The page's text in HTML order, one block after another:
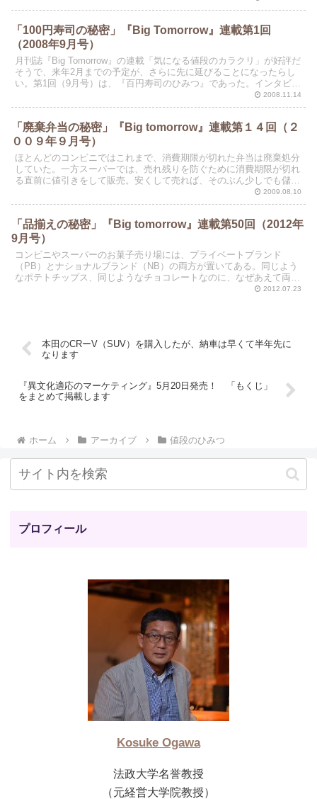
「100円寿司の秘密」『Big Tomorrow』連載第1回
（2008年9月号）
月刊誌『Big Tomorrow』の連載「気になる値段のカラクリ」が好評だ
そうで、来年2月までの予定が、さらに先に延びることになったらし
い。第1回（9月号）は、『百円寿司のひみつ』であった。インタビュ
2008.11.14
「廃棄弁当の秘密」『Big tomorrow』連載第１４回（２
００９年９月号）
ほとんどのコンビニではこれまで、消費期限が切れた弁当は廃棄処分
していた。一方スーパーでは、売れ残りを防ぐために消費期限が切れ
る直前に値引きをして販売。安くして売れば、そのぶん少しでも儲か
2009.08.10
「品揃えの秘密」『Big tomorrow』連載第50回（2012年
9月号）
コンビニやスーパーのお菓子売り場には、プライベートブランド
（PB）とナショナルブランド（NB）の両方が置いてある。同じよう
なポテトチップス、同じようなチョコレートなのに、なぜあえて両方
2012.07.23
本田のCRーV（SUV）を購入したが、納車は早くて半年先に
なります
『異文化適応のマーケティング』5月20日発売！ 「もくじ」
をまとめて掲載します
ホーム アーカイブ 値段のひみつ
プロフィール
Kosuke Ogawa
法政大学名誉教授
（元経営大学院教授）